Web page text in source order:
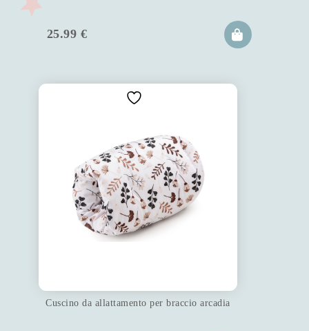
25.99 €
Cuscino da allattamento per braccio arcadia